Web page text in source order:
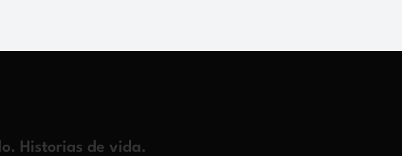
Historias de vida.